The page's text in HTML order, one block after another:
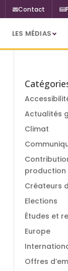
Contact
LES MÉDIAS
Actualités
Climat
production
Créateurs
Elections
Études et
Europe
Offres